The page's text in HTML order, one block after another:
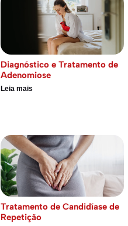
Diagnóstico e Tratamento de
Adenomiose
Leia mais
Tratamento de Candidíase de
Repetição